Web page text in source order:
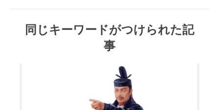
同じキーワードがつけられた記
事